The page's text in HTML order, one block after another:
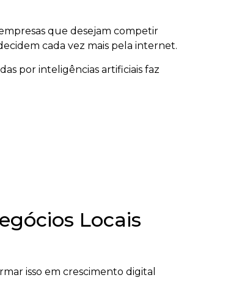
que desejam competir
cada vez mais pela internet.
por inteligências artificiais faz
Locais
isso em crescimento digital